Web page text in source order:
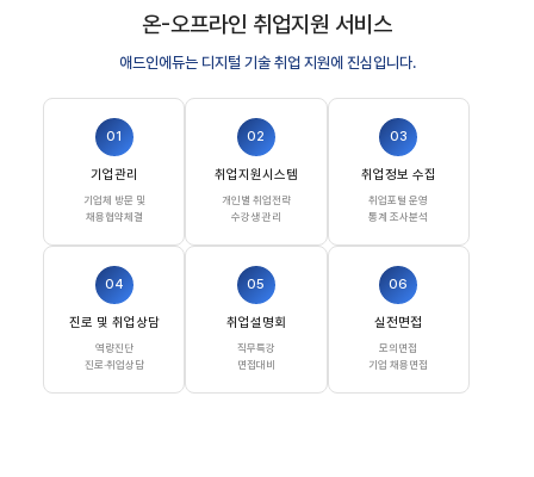
온-오프라인 취업지원 서비스
애드인에듀는 디지털 기술 취업 지원에 진심입니다.
01
기업관리
기업체 방문 및
채용협약체결
02
취업지원시스템
개인별 취업전략
수강생 관리
03
취업정보 수집
취업포털 운영
통계 조사분석
04
진로 및 취업상담
역량진단
진로·취업상담
05
취업설명회
직무특강
면접대비
06
실전면접
모의면접
기업 채용면접